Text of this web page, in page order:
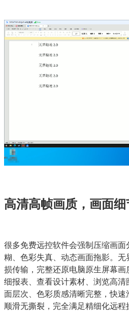
高清高帧画质，画面
很多免费远控软件会强制压缩画
糊、色彩失真、动态画面拖影。无
损传输，完整还原电脑原生屏幕
细报表、查看设计素材、浏览高
面层次、色彩质感清晰完整，快
顺滑无撕裂，完全满足精细化远程